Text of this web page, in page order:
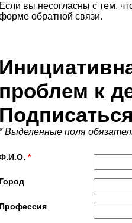
Если вы несогласны с тем,
обратной связи.
проблем к
* Выделенные поля
*
Город
Профессия